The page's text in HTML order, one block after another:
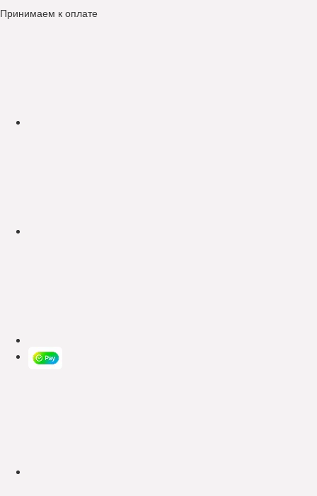
Принимаем к оплате